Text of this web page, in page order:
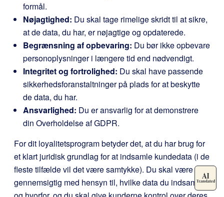
formål.
Nøjagtighed: Du skal tage rimelige skridt til at sikre,
at de data, du har, er nøjagtige og opdaterede.
Begrænsning af opbevaring: Du bør ikke opbevare
personoplysninger i længere tid end nødvendigt.
Integritet og fortrolighed: Du skal have passende
sikkerhedsforanstaltninger på plads for at beskytte
de data, du har.
Ansvarlighed: Du er ansvarlig for at demonstrere
din Overholdelse af GDPR.
For dit loyalitetsprogram betyder det, at du har brug for
et klart juridisk grundlag for at indsamle kundedata (i de
fleste tilfælde vil det være samtykke). Du skal være
gennemsigtig med hensyn til, hvilke data du indsamler